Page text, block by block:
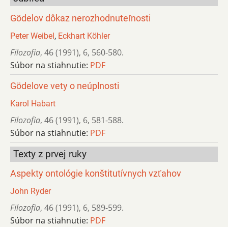
Gödelov dôkaz nerozhodnuteľnosti
Peter Weibel, Eckhart Köhler
Filozofia, 46 (1991), 6, 560-580.
Súbor na stiahnutie: PDF
Gödelove vety o neúplnosti
Karol Habart
Filozofia, 46 (1991), 6, 581-588.
Súbor na stiahnutie: PDF
Texty z prvej ruky
Aspekty ontológie konštitutívnych vzťahov
John Ryder
Filozofia, 46 (1991), 6, 589-599.
Súbor na stiahnutie: PDF